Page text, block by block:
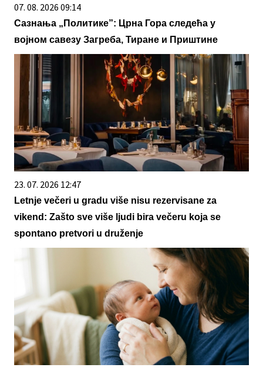
07. 08. 2026 09:14
Сазнања „Политике”: Црна Гора следећа у
војном савезу Загреба, Тиране и Приштине
23. 07. 2026 12:47
Letnje večeri u gradu više nisu rezervisane za
vikend: Zašto sve više ljudi bira večeru koja se
spontano pretvori u druženje